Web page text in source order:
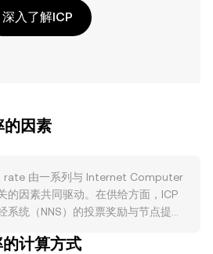
深入了解ICP
的因素
rate 由一系列与 Internet Computer
的因素共同驱动。在供给方面，ICP
系统（NNS）的投票奖励与节点提供
者与项目方将 ICP 转化为用于计算与
的计算方式